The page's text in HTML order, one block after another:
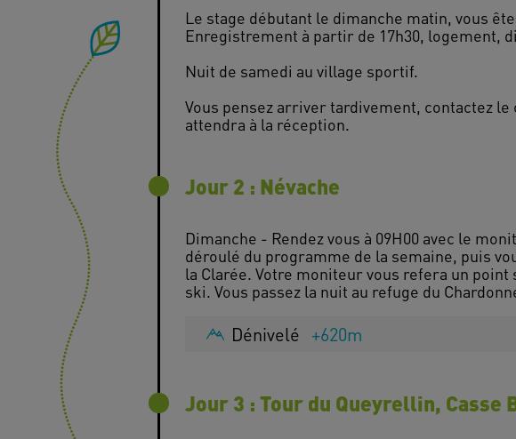
Le stage débutant le dimanche matin, vous
Enregistrement à partir de 17h30, logement,
Nuit de samedi au village sportif.
Vous pensez arriver tardivement, contactez
Jour 2 : Névache
Dimanche - Rendez vous à 09H00 avec le
déroulé du programme de la semaine, puis
la Clarée. Votre moniteur vous refera un
Dénivelé +620m
Jour 3 : Tour du Queyrellin, Casse